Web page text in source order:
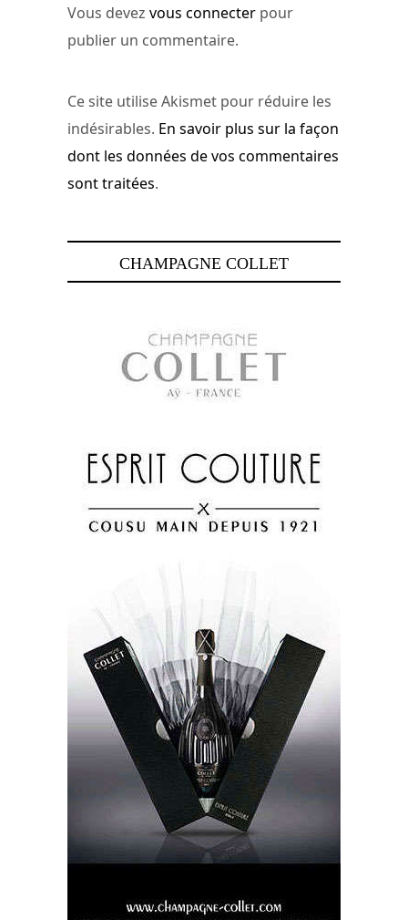
Vous devez vous connecter pour
publier un commentaire.
Ce site utilise Akismet pour réduire les
indésirables. En savoir plus sur la façon
dont les données de vos commentaires
sont traitées.
CHAMPAGNE COLLET